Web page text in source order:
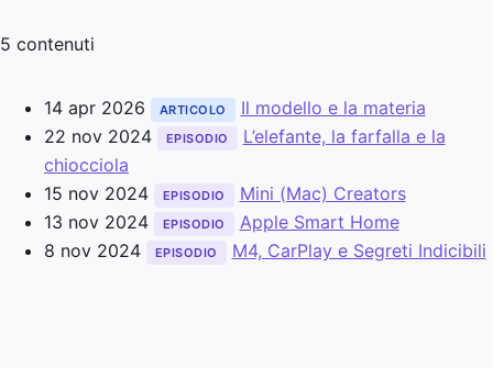
5 contenuti
14 apr 2026 ARTICOLO
Il modello e la materia
22 nov 2024
EPISODIO
L’elefante, la farfalla e la
chiocciola
15 nov 2024
EPISODIO
Mini (Mac) Creators
13 nov 2024
EPISODIO
Apple Smart Home
8 nov 2024
EPISODIO M4, CarPlay e Segreti Indicibili